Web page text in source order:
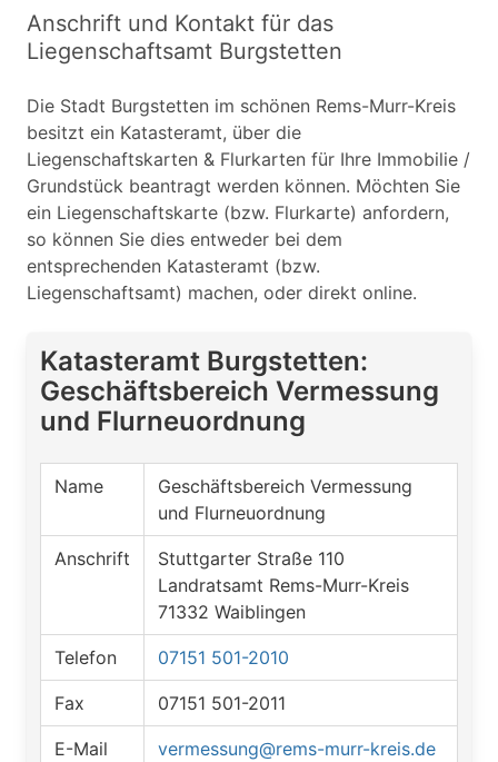
Anschrift und Kontakt für das
Liegenschaftsamt Burgstetten
Die Stadt Burgstetten im schönen Rems-Murr-Kreis
besitzt ein Katasteramt, über die
Liegenschaftskarten & Flurkarten für Ihre Immobilie /
Grundstück beantragt werden können. Möchten Sie
ein Liegenschaftskarte (bzw. Flurkarte) anfordern,
so können Sie dies entweder bei dem
entsprechenden Katasteramt (bzw.
Liegenschaftsamt) machen, oder direkt online.
Katasteramt Burgstetten:
Geschäftsbereich Vermessung
und Flurneuordnung
Name
Geschäftsbereich Vermessung
und Flurneuordnung
Anschrift
Stuttgarter Straße 110
Landratsamt Rems-Murr-Kreis
71332 Waiblingen
Telefon 07151 501-2010
Fax 07151 501-2011
E-Mail vermessung@rems-murr-kreis.de